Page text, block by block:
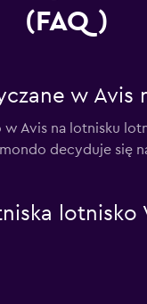
(FAQ)
w Avis
Avis na lotnisku
decyduje
lotnisko